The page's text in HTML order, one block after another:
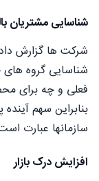
شناسایی مشتریان
شرکت ها گزارش
شناسایی گروه
فعلی و چه برای
بنابراین سهم
سازمانها عبارت
افزایش درک بازار